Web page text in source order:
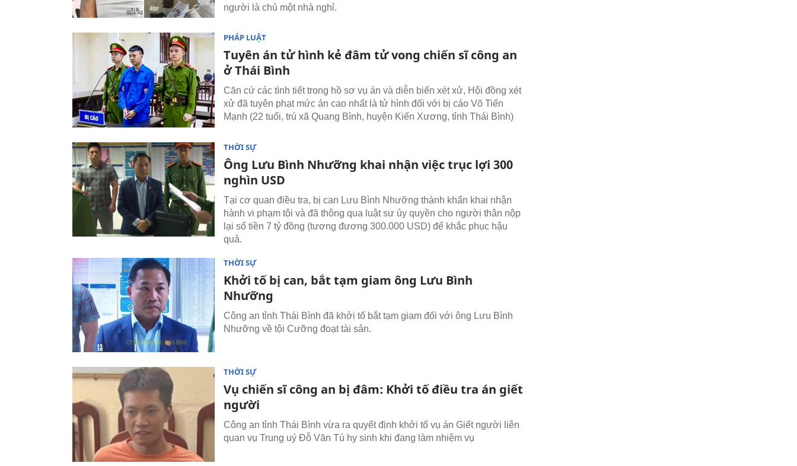
người là chủ một nhà nghỉ.
PHÁP LUẬT
Tuyên án tử hình kẻ đâm tử vong chiến sĩ công an
ở Thái Bình
Căn cứ các tình tiết trong hồ sơ vụ án và diễn biến xét xử, Hội đồng xét
xử đã tuyên phạt mức án cao nhất là tử hình đối với bị cáo Võ Tiến
Mạnh (22 tuổi, trú xã Quang Bình, huyện Kiến Xương, tỉnh Thái Bình)
THỜI SỰ
Ông Lưu Bình Nhưỡng khai nhận việc trục lợi 300
nghìn USD
Tại cơ quan điều tra, bị can Lưu Bình Nhưỡng thành khẩn khai nhận
hành vi phạm tội và đã thông qua luật sư ủy quyền cho người thân nộp
lại số tiền 7 tỷ đồng (tương đương 300.000 USD) để khắc phục hậu
quả.
THỜI SỰ
Khởi tố bị can, bắt tạm giam ông Lưu Bình
Nhưỡng
Công an tỉnh Thái Bình đã khởi tố bắt tạm giam đối với ông Lưu Bình
Nhưỡng về tội Cưỡng đoạt tài sản.
THỜI SỰ
Vụ chiến sĩ công an bị đâm: Khởi tố điều tra án giết
người
Công an tỉnh Thái Bình vừa ra quyết định khởi tố vụ án Giết người liên
quan vụ Trung uý Đỗ Văn Tú hy sinh khi đang làm nhiệm vụ